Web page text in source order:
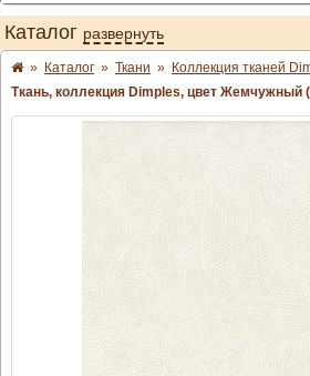
Каталог развернуть
» Каталог » Ткани » Коллекция тканей
Ткань, коллекция Dimples, цвет Жемчужный